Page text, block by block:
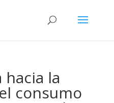
hacia la
consumo